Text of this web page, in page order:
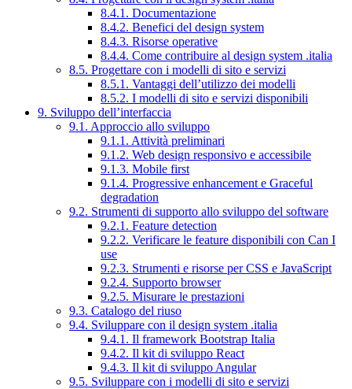
8.4.1. Documentazione
8.4.2. Benefici del design system
8.4.3. Risorse operative
8.4.4. Come contribuire al design system .italia
8.5. Progettare con i modelli di sito e servizi
8.5.1. Vantaggi dell’utilizzo dei modelli
8.5.2. I modelli di sito e servizi disponibili
9. Sviluppo dell’interfaccia
9.1. Approccio allo sviluppo
9.1.1. Attività preliminari
9.1.2. Web design responsivo e accessibile
9.1.3. Mobile first
9.1.4. Progressive enhancement e Graceful
degradation
9.2. Strumenti di supporto allo sviluppo del software
9.2.1. Feature detection
9.2.2. Verificare le feature disponibili con Can I
use
9.2.3. Strumenti e risorse per CSS e JavaScript
9.2.4. Supporto browser
9.2.5. Misurare le prestazioni
9.3. Catalogo del riuso
9.4. Sviluppare con il design system .italia
9.4.1. Il framework Bootstrap Italia
9.4.2. Il kit di sviluppo React
9.4.3. Il kit di sviluppo Angular
9.5. Sviluppare con i modelli di sito e servizi